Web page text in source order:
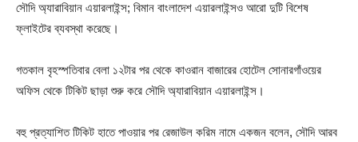
সৌদি অ্যারাবিয়ান এয়ারলাইন্স; বিমান বাংলাদেশ এয়ারলাইন্সও আরো দুটি বিশেষ
ফ্লাইটের ব্যবস্থা করেছে।
গতকাল বৃহস্পতিবার বেলা ১২টার পর থেকে কাওরান বাজারের হোটেল সোনারগাঁওয়ের
অফিস থেকে টিকিট ছাড়া শুরু করে সৌদি অ্যারাবিয়ান এয়ারলাইন্স।
বহু প্রত্যাশিত টিকিট হাতে পাওয়ার পর রেজাউল করিম নামে একজন বলেন, সৌদি আরব